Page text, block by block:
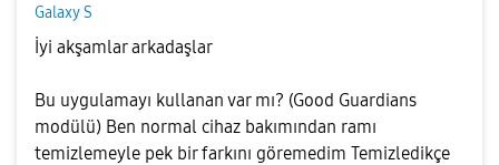
Galaxy S
İyi akşamlar arkadaşlar
Bu uygulamayı kullanan var mı? (Good Guardians
modülü) Ben normal cihaz bakımından ramı
temizlemeyle pek bir farkını göremedim Temizledikçe